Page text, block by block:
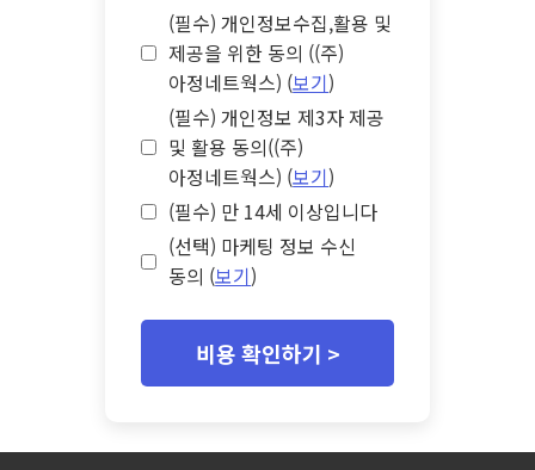
(필수) 개인정보수집,활용 및
제공을 위한 동의 ((주)
아정네트웍스) (보기)
(필수) 개인정보 제3자 제공
및 활용 동의((주)
아정네트웍스) (보기)
(필수) 만 14세 이상입니다
(선택) 마케팅 정보 수신
동의 (보기)
비용 확인하기 >